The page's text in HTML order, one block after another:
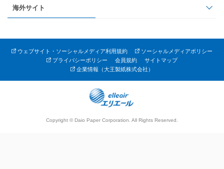
海外サイト
ウェブサイト・ソーシャルメディア利用規約
ソーシャルメディアポリシー
プライバシーポリシー
会員規約
サイトマップ
企業情報（大王製紙株式会社）
Copyright © Daio Paper Corporation. All Rights Reserved.